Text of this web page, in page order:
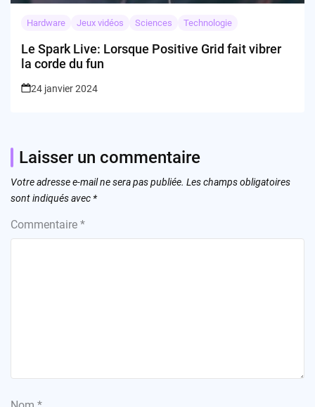
Hardware Jeux vidéos Sciences Technologie
Le Spark Live: Lorsque Positive Grid fait vibrer
la corde du fun
24 janvier 2024
Laisser un commentaire
Votre adresse e-mail ne sera pas publiée. Les champs obligatoires
sont indiqués avec *
Commentaire *